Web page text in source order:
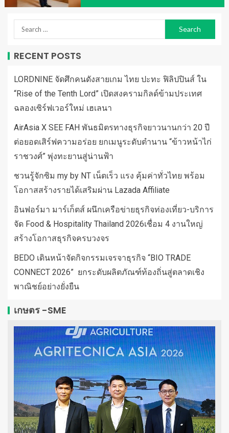
RECENT POSTS
LORDNINE จัดศึกคนดังสายเกม ไทย ปะทะ ฟิลิปปินส์ ใน
“Rise of the Tenth Lord” เปิดสงครามกิลด์ข้ามประเทศ
ฉลองเซิร์ฟเวอร์ใหม่ เฮเลนา
AirAsia X SEE FAH พันธมิตรทางธุรกิจยาวนานกว่า 20 ปี
ต่อยอดเสิร์ฟความอร่อย ยกเมนูระดับตำนาน “ข้าวหน้าไก่
ราชวงศ์” พุ่งทะยานสู่น่านฟ้า
ชวนรู้จักซิม my by NT เน็ตเร็ว แรง คุ้มค่าทั่วไทย พร้อม
โอกาสสร้างรายได้เสริมผ่าน Lazada Affiliate
อินฟอร์มา มาร์เก็ตส์ ผนึกเครือข่ายธุรกิจท่องเที่ยว-บริการ
จัด Food & Hospitality Thailand 2026เชื่อม 4 งานใหญ่
สร้างโอกาสธุรกิจครบวงจร
BEDO เดินหน้าจัดกิจกรรมเจรจาธุรกิจ “BIO TRADE
CONNECT 2026” ยกระดับผลิตภัณฑ์ท้องถิ่นสู่ตลาดเชิง
พาณิชย์อย่างยั่งยืน
เกษตร -SME